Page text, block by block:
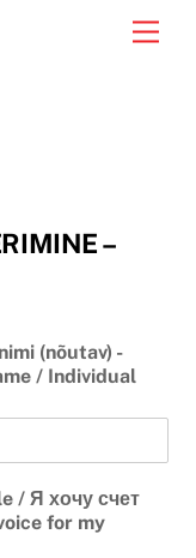
–
(nõutav) -
/ Individual
/ Я хочу счет
for my